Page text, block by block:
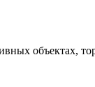
объектах,